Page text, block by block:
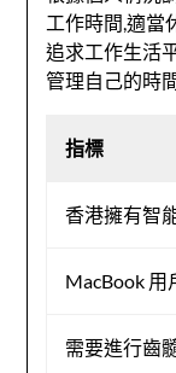
工作時間,適當
追求工作生活
管理自己的時
指標
香港擁有智
MacBook 用
需要進行齒